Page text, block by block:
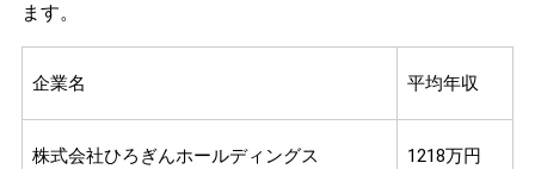
ます。
企業名 平均年収
株式会社ひろぎんホールディングス 1218万円